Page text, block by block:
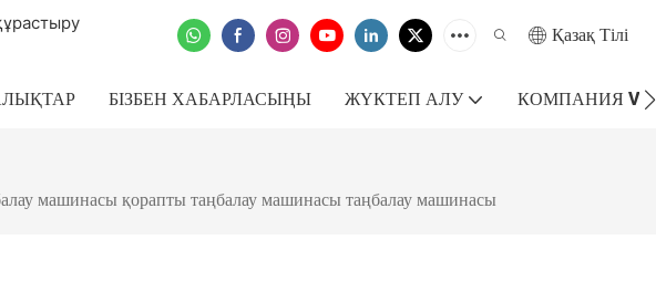
Қазақ Тілі
БІЗБЕН ХАБАРЛАСЫҢЫ ЖҮКТЕП АЛУ КОМПАНИЯ VR
машинасы қорапты таңбалау машинасы таңбалау машинасы